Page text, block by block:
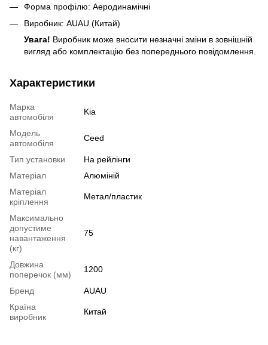
Форма профілю: Аеродинамічні
Виробник: AUAU (Китай)
Увага! Виробник може вносити незначні зміни в зовнішній
вигляд або комплектацію без попереднього повідомлення.
Характеристики
Марка
автомобіля
Kia
Модель
автомобіля
Ceed
Тип установки
На рейлінги
Матеріал
Алюміній
Матеріал
кріплення
Метал/пластик
Максимально
допустиме
навантаження
(кг)
75
Довжина
поперечок (мм)
1200
Бренд
AUAU
Країна
виробник
Китай